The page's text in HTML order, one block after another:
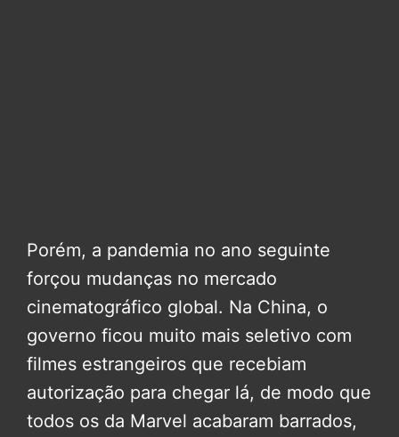
Porém, a pandemia no ano seguinte
forçou mudanças no mercado
cinematográfico global. Na China, o
governo ficou muito mais seletivo com
filmes estrangeiros que recebiam
autorização para chegar lá, de modo que
todos os da Marvel acabaram barrados,